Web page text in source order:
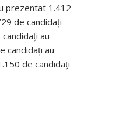
prezentat 1.412
de candidați
au
candidați au
de candidați